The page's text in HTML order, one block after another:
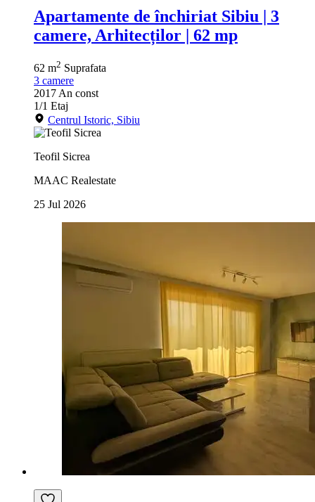
Apartamente de închiriat Sibiu | 3
camere, Arhitecților | 62 mp
62 m2 Suprafata
3 camere
2017 An const
1/1 Etaj
Centrul Istoric, Sibiu
Teofil Sicrea
MAAC Realestate
25 Jul 2026